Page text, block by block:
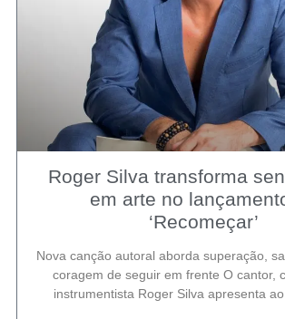
Roger Silva transforma
em arte no
‘Recomeçar’
Nova canção autoral aborda superação,
coragem de seguir em frente O cantor,
instrumentista Roger Silva apresenta